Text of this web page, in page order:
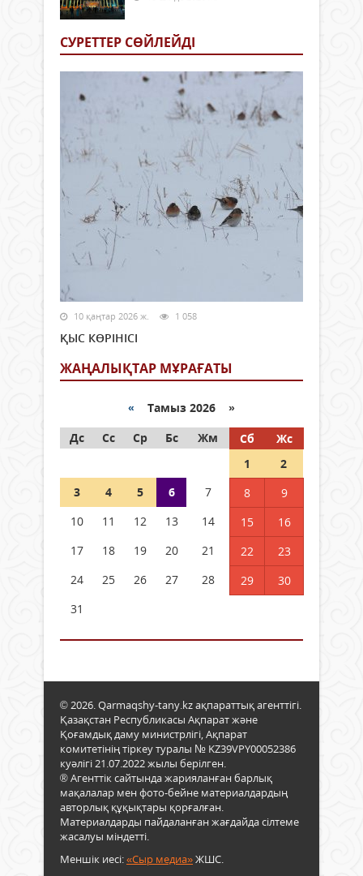
СУРЕТТЕР СӨЙЛЕЙДI
10 қаңтар 2026 ж. 1 058
ҚЫС КӨРІНІСІ
ЖАҢАЛЫҚТАР МҰРАҒАТЫ
« Тамыз 2026 »
Дс
Сс Ср Бс Жм Сб
Жс
1
2
3
4 5 6 7 8
9
10
11 12 13 14 15
16
17
18 19 20 21 22
23
24
25 26 27 28 29
30
31
© 2026. Qarmaqshy-tany.kz ақпараттық агенттігі.
Қазақстан Республикасы Ақпарат және
Қоғамдық даму министрлігі, Ақпарат
комитетінің тіркеу туралы № KZ39VPY00052386
куәлігі 21.07.2022 жылы берілген.
® Агенттік сайтында жарияланған барлық
мақалалар мен фото-бейне материалдардың
авторлық құқықтары қорғалған.
Материалдарды пайдаланған жағдайда сілтеме
жасалуы міндетті.
Меншік иесі:«Сыр медиа»ЖШС.